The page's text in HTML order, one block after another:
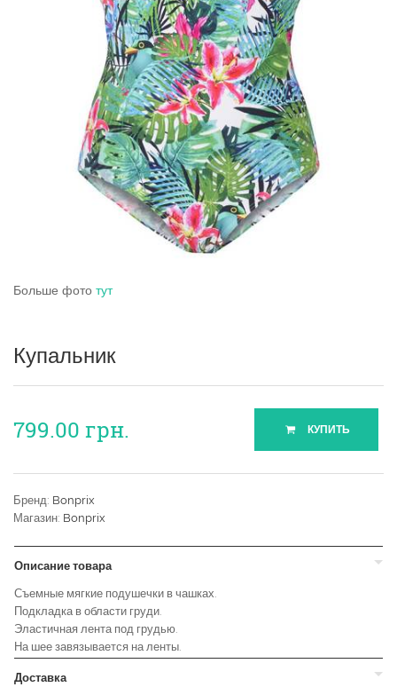
Больше фото тут
Купальник
799.00 грн. КУПИТЬ
Бренд: Bonprix
Магазин: Bonprix
Описание товара
Съемные мягкие подушечки в чашках.
Подкладка в области груди.
Эластичная лента под грудью.
На шее завязывается на ленты.
Доставка